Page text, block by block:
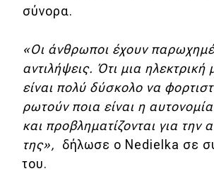
σύνορα.
«Οι άνθρωποι έχουν
αντιλήψεις. Ότι μια ηλεκτρική
είναι πολύ δύσκολο να
ρωτούν ποια είναι η
και προβληματίζονται για την
της»,
δήλωσε ο Nedielka σε
του.